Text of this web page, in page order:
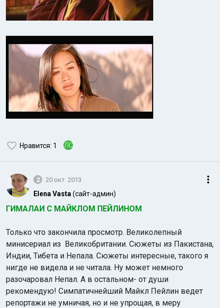
Нравится: 1 ЛС
2 20 окт. 2013
Elena Vasta (сайт-админ)
ГИМАЛАИ С МАЙКЛОМ ПЕЙЛИНОМ
Только что закончила просмотр. Великолепный
минисериал из Великобритании. Сюжеты из Пакистана,
Индии, Тибета и Непала. Сюжеты интересные, такого я
нигде не видела и не читала. Ну может немного
разочаровал Непал. А в остальном- от души
рекомендую! Симпатичнейший Майкл Пейлин ведет
репортажи не умничая, но и не упрощая, в меру